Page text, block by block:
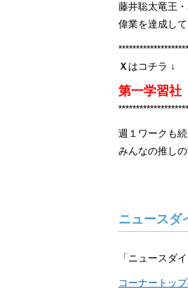
藤井聡太竜王
偉業を達成し
Ｘ はコチラ ↓
第一学習社
週１ワークも続
みんなの推し
ニュース
「ニュースダ
コーナートッ